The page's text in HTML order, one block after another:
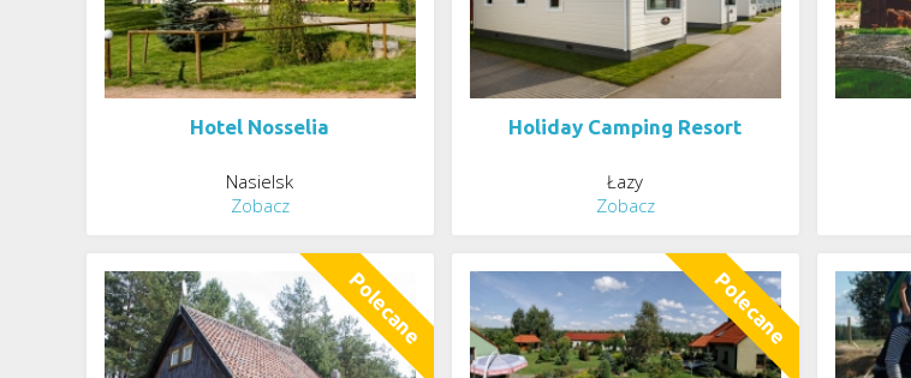
Hotel Nosselia
Nasielsk
Zobacz
Holiday Camping Resort
Łazy
Zobacz